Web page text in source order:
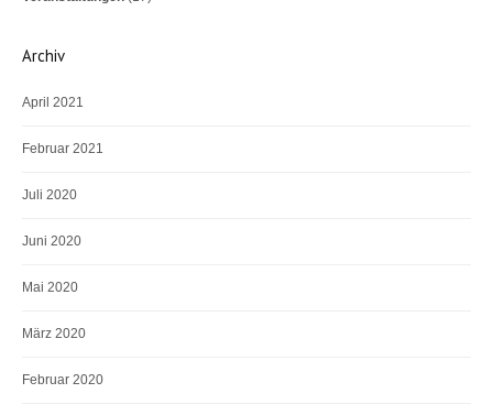
Archiv
April 2021
Februar 2021
Juli 2020
Juni 2020
Mai 2020
März 2020
Februar 2020